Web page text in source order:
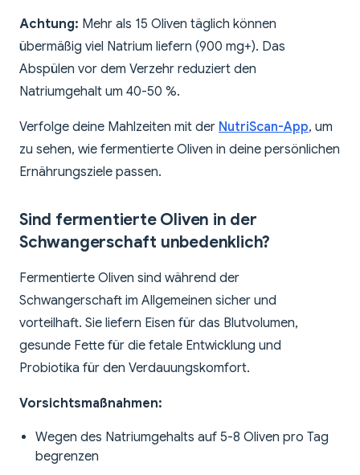
Achtung: Mehr als 15 Oliven täglich können
übermäßig viel Natrium liefern (900 mg+). Das
Abspülen vor dem Verzehr reduziert den
Natriumgehalt um 40-50 %.
Verfolge deine Mahlzeiten mit der NutriScan-App, um
zu sehen, wie fermentierte Oliven in deine persönlichen
Ernährungsziele passen.
Sind fermentierte Oliven in der
Schwangerschaft unbedenklich?
Fermentierte Oliven sind während der
Schwangerschaft im Allgemeinen sicher und
vorteilhaft. Sie liefern Eisen für das Blutvolumen,
gesunde Fette für die fetale Entwicklung und
Probiotika für den Verdauungskomfort.
Vorsichtsmaßnahmen:
Wegen des Natriumgehalts auf 5-8 Oliven pro Tag
begrenzen